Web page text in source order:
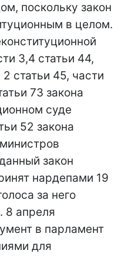
поскольку закон
в целом.
3,4 статьи 44,
статьи 45, части
73 закона
суде
52 закона
закон
нардепами 19
за него
8 апреля
в парламент
для